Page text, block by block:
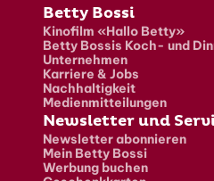
Fusszeile
Betty Bossi
Kinofilm «Hallo Betty»
Betty Bossis Koch- und
Unternehmen
Karriere & Jobs
Nachhaltigkeit
Medienmitteilungen
Newsletter und
Newsletter abonnieren
Mein Betty Bossi
Werbung buchen